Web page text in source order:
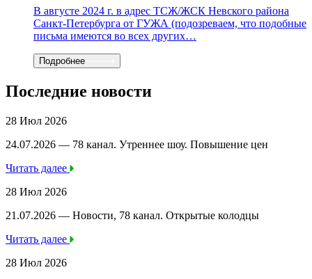
В августе 2024 г. в адрес ТСЖ/ЖСК Невского района
Санкт-Петербурга от ГУЖА (подозреваем, что подобные
письма имеются во всех других…
Подробнее
Последние новости
28 Июл 2026
24.07.2026 — 78 канал. Утреннее шоу. Повышение цен
Читать далее
28 Июл 2026
21.07.2026 — Новости, 78 канал. Открытые колодцы
Читать далее
28 Июл 2026